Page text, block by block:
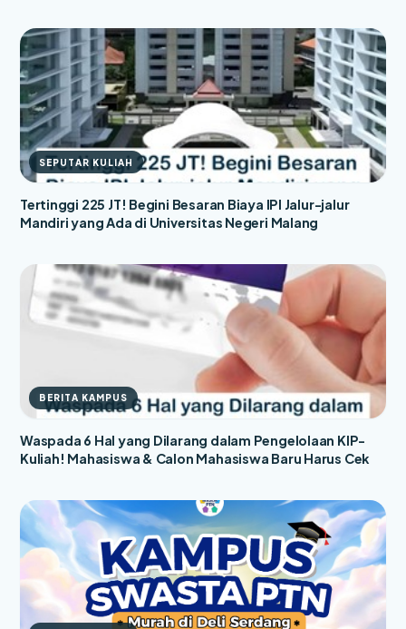
SEPUTAR KULIAH
Tertinggi 225 JT! Begini Besaran Biaya IPI Jalur-jalur
Mandiri yang Ada di Universitas Negeri Malang
BERITA KAMPUS
Waspada 6 Hal yang Dilarang dalam Pengelolaan KIP-
Kuliah! Mahasiswa & Calon Mahasiswa Baru Harus Cek